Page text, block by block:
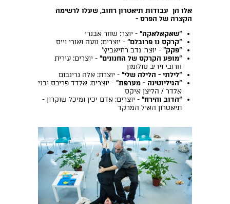
אלו הן עבודות תיאטרון רחוב, שעלו לרשימה
הקצרה של הפרס -
"שאקאלאקה" - יוצר: שחר אבנרי
"קרקס נו פרובלם" - יוצרים: נועה ואורי וייס
"פקק" - יוצר: נדב רוזיאביץ'
"מופע הקרקס של החנונים" - יוצרים: עירית
חרובי ויריב סולומון
"לילתי - הלילה שלי" - יוצרת: אלה גרינבום
"הגיליוטינה - מערפת" - יוצרים: אלדד פריבס ובני
אלדר / הליצן איקס
"הדוב והירח" - יוצרים: אדם יכין ומיכל שוקרון -
תיאטרון האיל המרקד